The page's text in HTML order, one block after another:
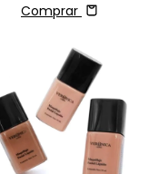
Comprar